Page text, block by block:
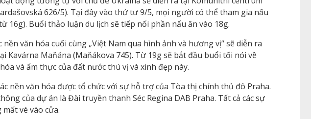
626/5). Tại đây vào thứ tư 9/5, mọi người có thể tham gia nấu
16g). Buổi thảo luận du lịch sẽ tiếp nối phần nấu ăn vào 18g.
nền văn hóa cuối cùng „Việt Nam qua hình ảnh và hương vị“ sẽ diễn ra
Kavárna Maňána (Maňákova 745). Từ 19g sẽ bắt đầu buổi tối nói về
và ẩm thực của đất nước thú vị và xinh đẹp này.
nền văn hóa được tổ chức với sự hỗ trợ của Tòa thị chính thủ đô Praha.
của dự án là Đài truyền thanh Séc Regina DAB Praha. Tất cả các sự
vé vào cửa.